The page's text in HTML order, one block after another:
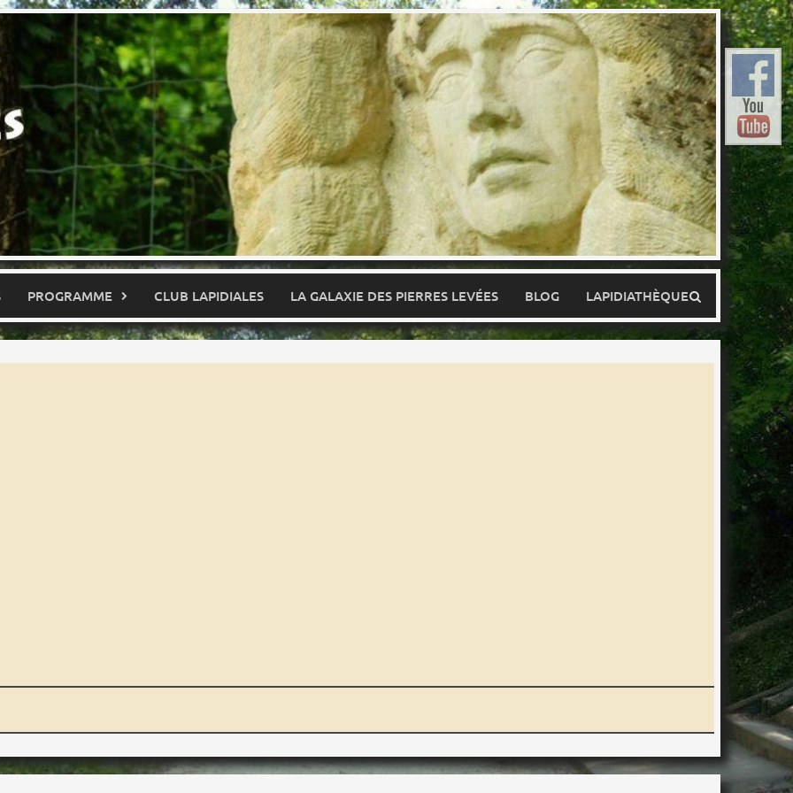
PROGRAMME CLUB LAPIDIALES LA GALAXIE DES PIERRES LEVÉES BLOG LAPIDIATHÈQUE